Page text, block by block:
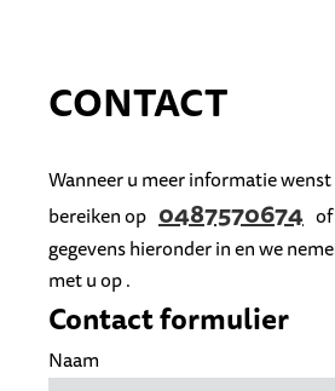
CONTACT
Wanneer u meer informatie
bereiken op 0487570674
gegevens hieronder in en we
met u op .
Contact formulier
Naam